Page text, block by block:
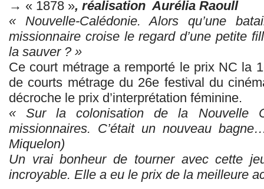
→ « 1878 », réalisation Aurélia Raoull
« Nouvelle-Calédonie. Alors qu’une
missionnaire croise le regard d’une petite
la sauver ? »
Ce court métrage a remporté le prix NC la
de courts métrage du 26e festival du
décroche le prix d’interprétation féminine.
« Sur la colonisation de la Nouvelle
missionnaires. C’était un nouveau
Miquelon)
Un vrai bonheur de tourner avec cette
incroyable. Elle a eu le prix de la meilleure